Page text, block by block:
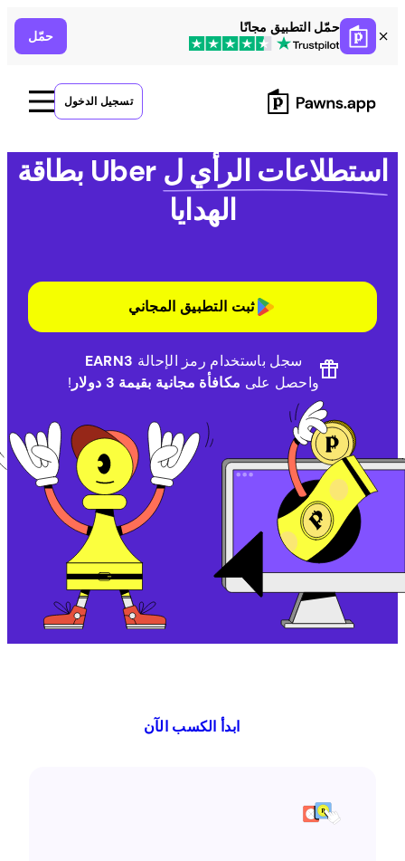
حمّل التطبيق مجانًا
حمّل
تسجيل الدخول
استطلاعات الرأي ل
Uber بطاقة
الهدايا
ثبت التطبيق المجاني
سجل باستخدام رمز الإحالةEARN3
واحصل على مكافأة مجانية بقيمة 3 دولار !
ابدأ الكسب الآن